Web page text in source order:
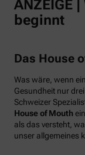
ANZEIGE
beginnt
Das House
Was wäre, wenn
Gesundheit nur
Schweizer
House of Mouth
als das versteht,
unser allgemeines